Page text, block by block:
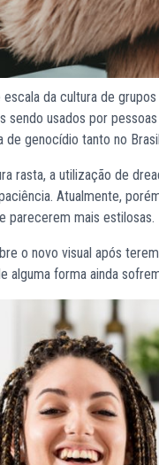
da cultura de
usados por
genocídio tanto no
rasta, a utilização de
Atualmente,
parecerem mais estilosas.
o novo visual após
forma ainda